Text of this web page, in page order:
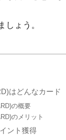
しょう。
はどんなカード
の概要
のメリット
ント獲得